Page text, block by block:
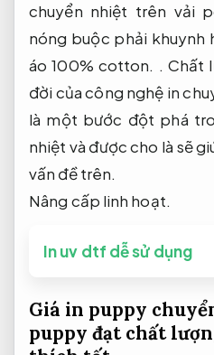
chuyển nhiệt trên vải
nóng buộc phải khuynh
áo 100% cotton. . Chất
đời của công nghệ in
là một bước đột phá
nhiệt và được cho là sẽ
vấn đề trên.
Nâng cấp linh hoạt.
In uv dtf dễ sử dụng
Giá in puppy
puppy đạt chất